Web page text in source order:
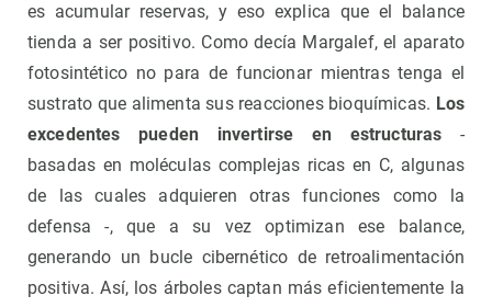
es acumular reservas, y eso explica que el balance
tienda a ser positivo. Como decía Margalef, el aparato
fotosintético no para de funcionar mientras tenga el
sustrato que alimenta sus reacciones bioquímicas. Los
excedentes pueden invertirse en estructuras -
basadas en moléculas complejas ricas en C, algunas
de las cuales adquieren otras funciones como la
defensa -, que a su vez optimizan ese balance,
generando un bucle cibernético de retroalimentación
positiva. Así, los árboles captan más eficientemente la